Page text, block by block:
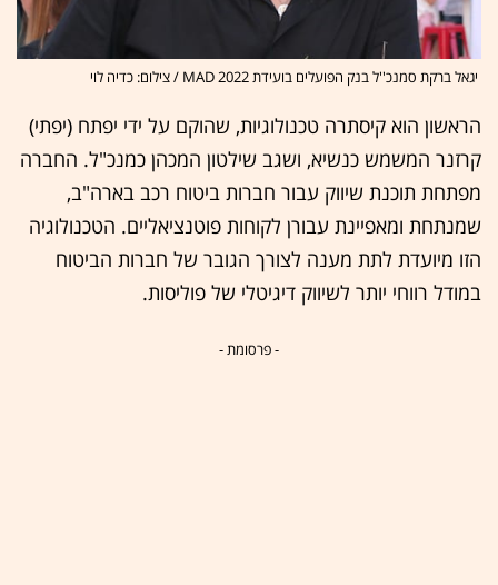
יגאל ברקת סמנכ''ל בנק הפועלים בועידת MAD 2022 / צילום: כדיה לוי
הראשון הוא קיסתרה טכנולוגיות, שהוקם על ידי יפתח (יפתי)
קרזנר המשמש כנשיא, ושגב שילטון המכהן כמנכ"ל. החברה
מפתחת תוכנת שיווק עבור חברות ביטוח רכב בארה"ב,
שמנתחת ומאפיינת עבורן לקוחות פוטנציאליים. הטכנולוגיה
הזו מיועדת לתת מענה לצורך הגובר של חברות הביטוח
במודל רווחי יותר לשיווק דיגיטלי של פוליסות.
- פרסומת -